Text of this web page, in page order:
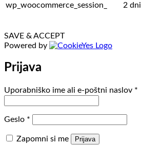
wp_woocommerce_session_ 2 dni
SAVE & ACCEPT
Powered by
Prijava
Uporabniško ime ali e-poštni naslov *
Geslo *
Zapomni si me Prijava